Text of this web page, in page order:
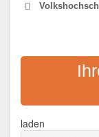
laden